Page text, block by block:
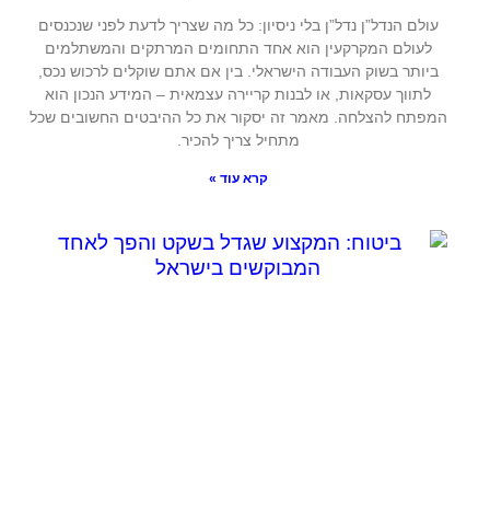
עולם הנדל”ן נדל”ן בלי ניסיון: כל מה שצריך לדעת לפני שנכנסים
לעולם המקרקעין הוא אחד התחומים המרתקים והמשתלמים
ביותר בשוק העבודה הישראלי. בין אם אתם שוקלים לרכוש נכס,
לתווך עסקאות, או לבנות קריירה עצמאית – המידע הנכון הוא
המפתח להצלחה. מאמר זה יסקור את כל ההיבטים החשובים שכל
מתחיל צריך להכיר.
קרא עוד »